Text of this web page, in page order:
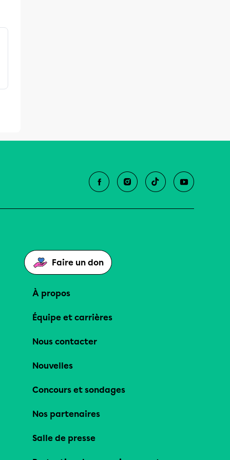
Faire un don
À propos
Équipe et carrières
Nous contacter
Nouvelles
Concours et sondages
Nos partenaires
Salle de presse